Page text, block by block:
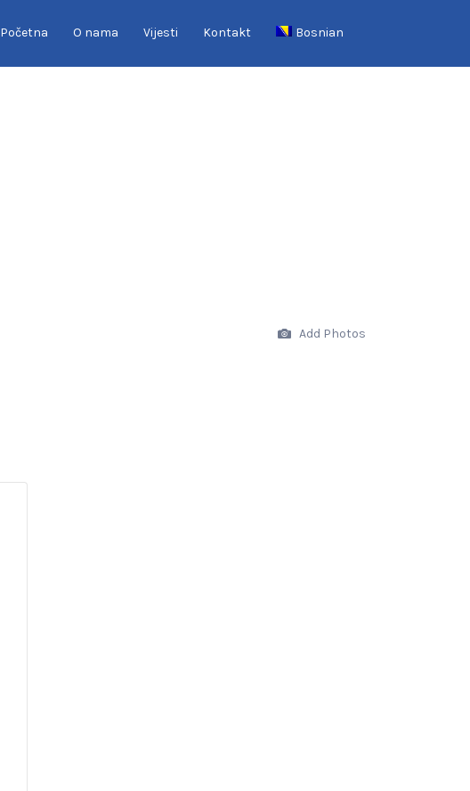
Početna O nama Vijesti Kontakt Bosnian
Add Photos